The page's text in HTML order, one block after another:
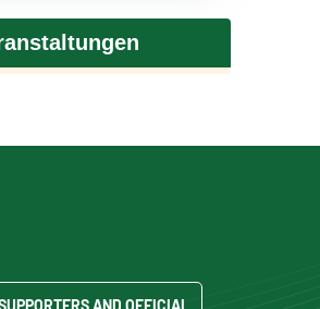
AND OFFICIAL